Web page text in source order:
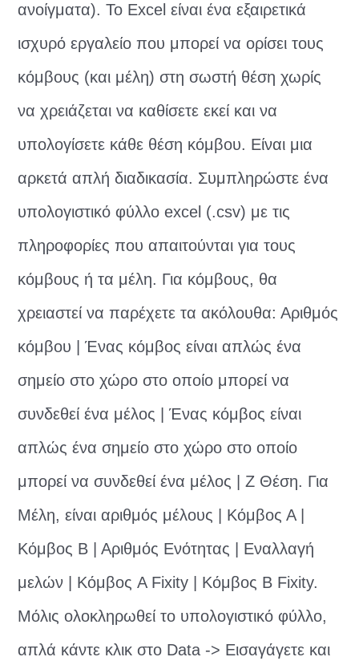
ανοίγματα). Το Excel είναι ένα εξαιρετικά
ισχυρό εργαλείο που μπορεί να ορίσει τους
κόμβους (και μέλη) στη σωστή θέση χωρίς
να χρειάζεται να καθίσετε εκεί και να
υπολογίσετε κάθε θέση κόμβου. Είναι μια
αρκετά απλή διαδικασία. Συμπληρώστε ένα
υπολογιστικό φύλλο excel (.csv) με τις
πληροφορίες που απαιτούνται για τους
κόμβους ή τα μέλη. Για κόμβους, θα
χρειαστεί να παρέχετε τα ακόλουθα: Αριθμός
κόμβου | Ένας κόμβος είναι απλώς ένα
σημείο στο χώρο στο οποίο μπορεί να
συνδεθεί ένα μέλος | Ένας κόμβος είναι
απλώς ένα σημείο στο χώρο στο οποίο
μπορεί να συνδεθεί ένα μέλος | Z Θέση. Για
Μέλη, είναι αριθμός μέλους | Κόμβος Α |
Κόμβος Β | Αριθμός Ενότητας | Εναλλαγή
μελών | Κόμβος A Fixity | Κόμβος B Fixity.
Μόλις ολοκληρωθεί το υπολογιστικό φύλλο,
απλά κάντε κλικ στο Data -> Εισαγάγετε και